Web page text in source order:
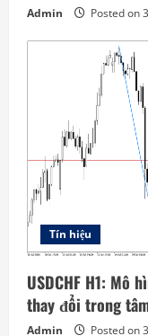
Admin Posted on
Tín hiệu
USDCHF H1: Mô
thay đổi trong
Admin Posted on